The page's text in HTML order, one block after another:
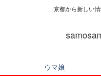
京都から新しい
ウマ娘